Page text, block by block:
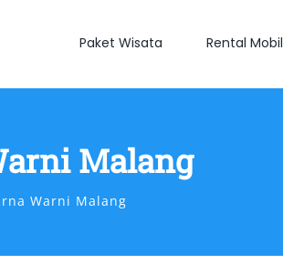
Paket Wisata Rental Mobil
Malang
Warni Malang